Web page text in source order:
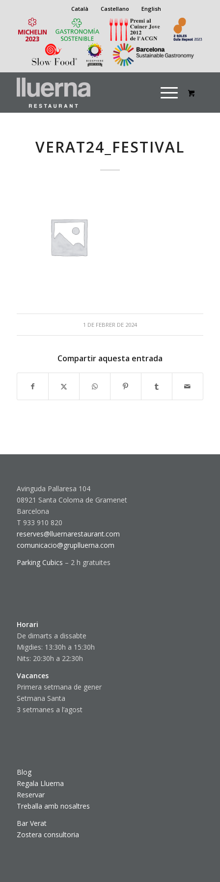
Català Castellano English
VERAT24_FESTIVAL
1 DE FEBRER DE 2024
Compartir aquesta entrada
Avinguda Pallaresa 104
08921 Santa Coloma de Gramenet
Barcelona
T 933 910 820
reserves@lluernarestaurant.com
comunicacio@gruplluerna.com
Parking Cubics – 2 h gratuites
Horari
De dimarts a dissabte
Migdies: 13:30h a 15:30h
Nits: 20:30h a 22:30h
Vacances
Primera setmana de gener
Setmana Santa
3 setmanes a l’agost
Blog
Regala Lluerna
Reservar
Treballa amb nosaltres
Bar Verat
Zostera consultoria